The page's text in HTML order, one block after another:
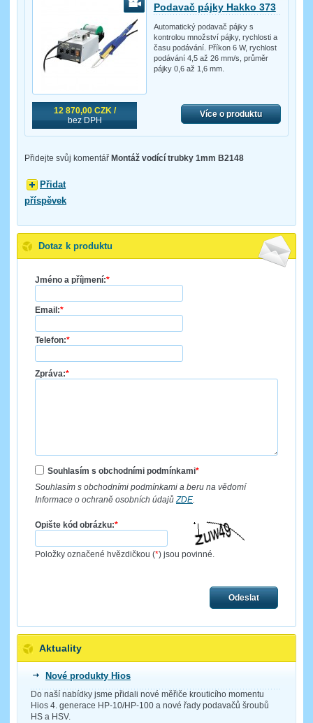
12 870,00 CZK /
bez DPH
Podavač pájky Hakko 373
Automatický podavač pájky s
kontrolou množství pájky, rychlosti a
času podávání. Příkon 6 W, rychlost
podávání 4,5 až 26 mm/s, průměr
pájky 0,6 až 1,6 mm.
Více o produktu
Přidejte svůj komentář Montáž vodící trubky 1mm B2148
Přidat
příspěvek
Dotaz k produktu
Jméno a příjmení:*
Email:*
Telefon:*
Zpráva:*
Souhlasím s obchodními podmínkami*
Souhlasím s obchodními podmínkami a beru na vědomí
Informace o ochraně osobních údajůZDE.
Opište kód obrázku:*
Položky označené hvězdičkou (*) jsou povinné.
Odeslat
Aktuality
Nové produkty Hios
Do naší nabídky jsme přidali nové měřiče krouticího momentu
Hios 4. generace HP-10/HP-100 a nové řady podavačů šroubů
HS a HSV.